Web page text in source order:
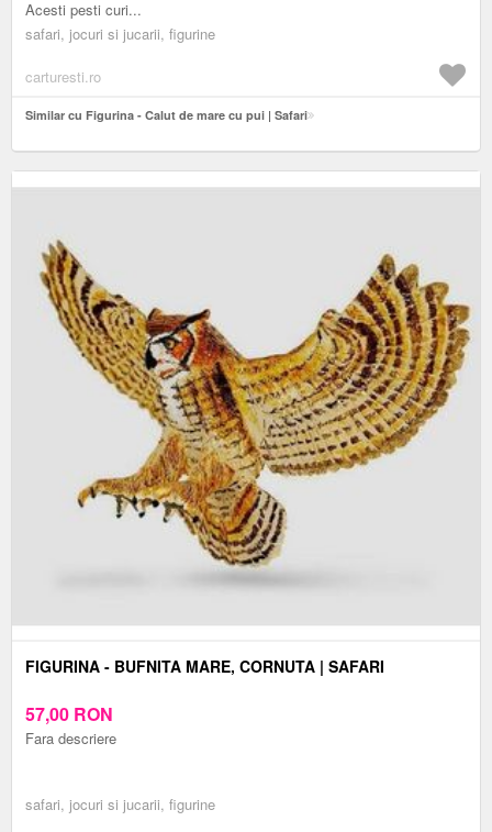
Acesti pesti curi...
safari, jocuri si jucarii, figurine
carturesti.ro
Similar cu Figurina - Calut de mare cu pui | Safari
FIGURINA - BUFNITA MARE, CORNUTA | SAFARI
57,00 RON
Fara descriere
safari, jocuri si jucarii, figurine